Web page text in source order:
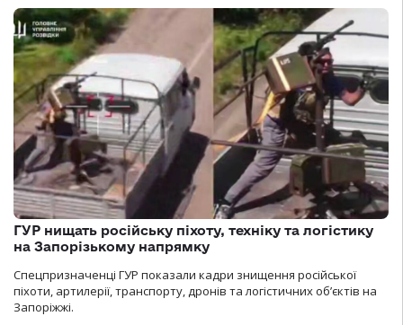
ГУР нищать російську піхоту, техніку та логістику
на Запорізькому напрямку
Спецпризначенці ГУР показали кадри знищення російської
піхоти, артилерії, транспорту, дронів та логістичних об’єктів на
Запоріжжі.